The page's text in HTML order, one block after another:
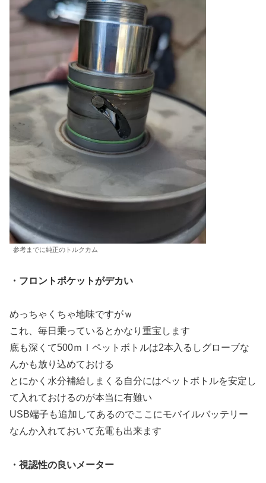
参考までに純正のトルクカム
・フロントポケットがデカい
めっちゃくちゃ地味ですがｗ
これ、毎日乗っているとかなり重宝します
底も深くて500ｍｌペットボトルは2本入るしグローブな
んかも放り込めておける
とにかく水分補給しまくる自分にはペットボトルを安定し
て入れておけるのが本当に有難い
USB端子も追加してあるのでここにモバイルバッテリー
なんか入れておいて充電も出来ます
・視認性の良いメーター